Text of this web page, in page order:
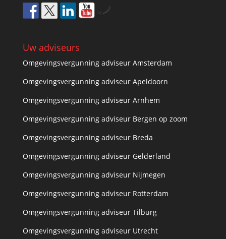
Uw adviseurs
Omgevingsvergunning adviseur Amsterdam
Omgevingsvergunning adviseur Apeldoorn
Omgevingsvergunning adviseur Arnhem
Omgevingsvergunning adviseur Bergen op zoom
Omgevingsvergunning adviseur Breda
Omgevingsvergunning adviseur Gelderland
Omgevingsvergunning adviseur Nijmegen
Omgevingsvergunning adviseur Rotterdam
Omgevingsvergunning adviseur Tilburg
Omgevingsvergunning adviseur Utrecht